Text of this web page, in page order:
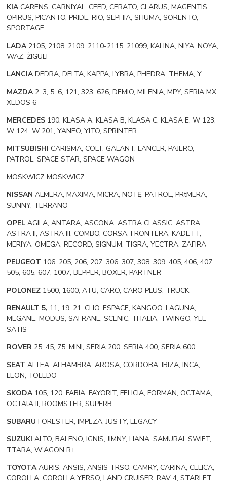
KIACARENS, CARNIYAL, CEED, CERATO, CLARUS, MAGENTIS,
OPIRUS, PICANTO, PRIDE, RIO, SEPHIA, SHUMA, SORENTO,
SPORTAGE
LADA2105, 2108, 2109, 2110-2115, 21099, KALINA, NIYA, NOYA,
WAZ, ŻIGULI
LANCIADEDRA, DELTA, KAPPA, LYBRA, PHEDRA, THEMA, Y
MAZDA2, 3, 5, 6, 121, 323, 626, DEMIO, MILENIA, MPY, SERIA MX,
XEDOS 6
MERCEDES 190, KLASA A, KLASA B, KLASA C, KLASA E, W 123,
W 124, W 201, YANEO, YITO, SPRINTER
MITSUBISHI CARISMA, COLT, GALANT, LANCER, PAJERO,
PATROL, SPACE STAR, SPACE WAGON
MOSKWICZ MOSKWICZ
NISSAN ALMERA, MAXIMA, MICRA, NOTĘ, PATROL, PRtMERA,
SUNNY, TERRANO
OPEL AGILA, ANTARA, ASCONA, ASTRA CLASSIC, ASTRA,
ASTRA II, ASTRA III, COMBO, CORSA, FRONTERA, KADETT,
MERIYA, OMEGA, RECORD, SIGNUM, TIGRA, YECTRA, ZAFIRA
PEUGEOT 106, 205, 206, 207, 306, 307, 308, 309, 405, 406, 407,
505, 605, 607, 1007, BEPPER, BOXER, PARTNER
POLONEZ 1500, 1600, ATU, CARO, CARO PLUS, TRUCK
RENAULT 5, 11, 19, 21, CLIO, ESPACE, KANGOO, LAGUNA,
MEGANE, MODUS, SAFRANE, SCENIC, THALIA, TWINGO, YEL
SATIS
ROVER 25, 45, 75, MINI, SERIA 200, SERIA 400, SERIA 600
SEAT ALTEA, ALHAMBRA, AROSA, CORDOBA, IBIZA, INCA,
LEON, TOLEDO
SKODA105, 120, FABIA, FAYORIT, FELICIA, FORMAN, OCTAMA,
OCTAlA II, ROOMSTER, SUPERB
SUBARU FORESTER, IMPEZA, JUSTY, LEGACY
SUZUKI ALTO, BALENO, IGNIS, JIMNY, LIANA, SAMURAI, SWIFT,
TTARA, W'AGON R+
TOYOTAAURIS, ANSIS, ANSIS TRSO, CAMRY, CARINA, CELICA,
COROLLA, COROLLA YERSO, LAND CRUISER, RAV 4, STARLET,